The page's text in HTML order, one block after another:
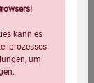
wieder
kann es
um